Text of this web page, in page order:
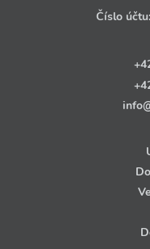
Číslo účtu: